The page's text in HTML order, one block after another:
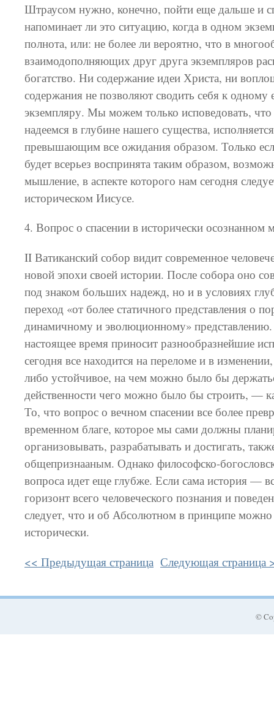
Штраусом нужно, конечно, пойти еще дальше и
напоминает ли это ситуацию, когда в одном
полнота, или: не более ли вероятно, что в
взаимодополняющих друг друга экземпляров
богатство. Ни содержание идеи Христа, ни
содержания не позволяют сводить себя к одному
экземпляру. Мы можем только исповедовать,
надеемся в глубине нашего существа,
превышающим все ожидания образом. Только
будет всерьез воспринята таким образом,
мышление, в аспекте которого нам сегодня
историческом Иисусе.
4. Вопрос о спасении в исторически осознанном
II Ватиканский собор видит современное
новой эпохи своей истории. После собора оно
под знаком больших надежд, но и в условиях
переход «от более статичного представления о
динамичному и эволюционному» представлению.
настоящее время приносит разнообразнейшие
сегодня все находится на переломе и в
либо устойчивое, на чем можно было бы
действенности чего можно было бы строить, —
То, что вопрос о вечном спасении все более
временном благе, которое мы сами должны
организовывать, разрабатывать и достигать,
общепризнааным. Однако философско-
вопроса идет еще глубже. Если сама история —
горизонт всего человеческого познания и
следует, что и об Абсолютном в принципе можно
исторически.
<< Предыдущая страница Следующая страница
©